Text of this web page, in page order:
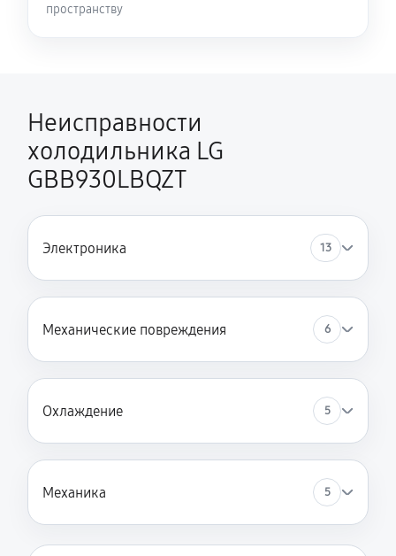
пространству
Неисправности
холодильника LG
GBB930LBQZT
Электроника 13
Механические повреждения 6
Охлаждение 5
Механика 5